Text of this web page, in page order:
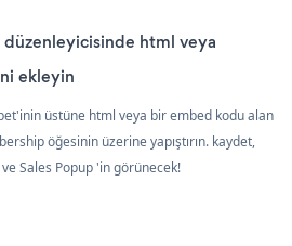
html veya
ekleyin
üstüne html veya bir embed kodu alan
öğesinin üzerine yapıştırın. kaydet,
Sales Popup 'in görünecek!